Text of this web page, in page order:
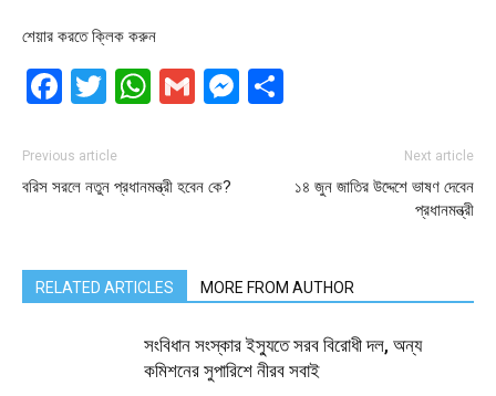
শেয়ার করতে ক্লিক করুন
Facebook
Twitter
WhatsApp
GmailMessenger
Previous article
বরিস সরলে নতুন প্রধানমন্ত্রী হবেন কে?
Next article
১৪ জুন জাতির উদ্দেশে ভাষণ দেবেন
প্রধানমন্ত্রী
RELATED ARTICLES MORE FROM AUTHOR
সংবিধান সংস্কার ইস্যুতে সরব বিরোধী দল, অন্য
কমিশনের সুপারিশে নীরব সবাই